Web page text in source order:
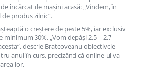
încărcat de maşini acasă: „Vindem, în
produs zilnic“.
o creştere de peste 5%, iar exclusiv
minimum 30%. „Vom depăşi 2,5 – 2,7
descrie Bratcoveanu obiectivele
anul în curs, precizând că online-ul va
lor.